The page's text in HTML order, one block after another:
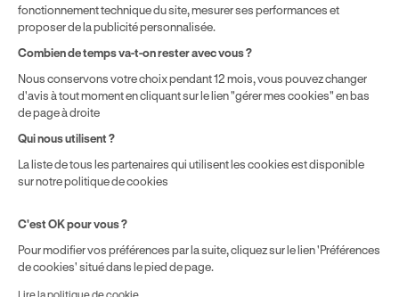
fonctionnement technique du site, mesurer ses performances et
proposer de la publicité personnalisée.
Combien de temps va-t-on rester avec vous ?
Nous conservons votre choix pendant 12 mois, vous pouvez changer
d'avis à tout moment en cliquant sur le lien "gérer mes cookies" en bas
de page à droite
Qui nous utilisent ?
La liste de tous les partenaires qui utilisent les cookies est disponible
sur notre politique de cookies
C'est OK pour vous ?
Pour modifier vos préférences par la suite, cliquez sur le lien 'Préférences
de cookies' situé dans le pied de page.
Lire la politique de cookie